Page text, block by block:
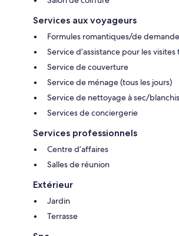
Services aux voyageurs
Formules romantiques/de
Service d’assistance pour les
Service de couverture
Service de ménage (tous les jours)
Service de nettoyage à sec/
Services de conciergerie
Services professionnels
Centre d’affaires
Salles de réunion
Extérieur
Jardin
Terrasse